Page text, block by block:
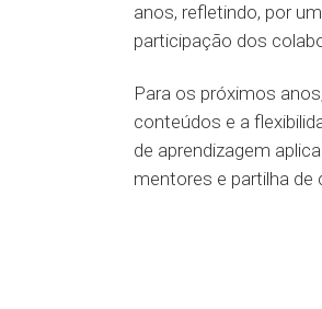
anos, refletindo, por
participação dos
Para os próximos
conteúdos e a
de aprendizagem
mentores e partilha de